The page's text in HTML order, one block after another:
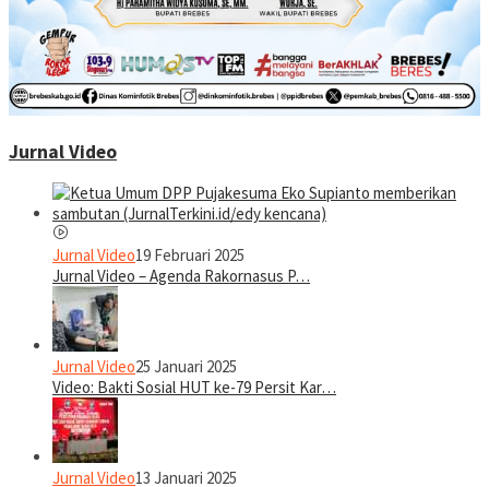
Jurnal Video
Jurnal Video19 Februari 2025
Jurnal Video – Agenda Rakornasus P…
Jurnal Video25 Januari 2025
Video: Bakti Sosial HUT ke-79 Persit Kar…
Jurnal Video13 Januari 2025